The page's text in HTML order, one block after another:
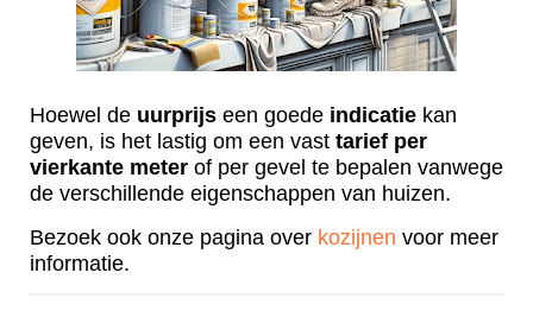
Hoewel de uurprijs een goede indicatie kan
geven, is het lastig om een vast tarief per
vierkante meter of per gevel te bepalen vanwege
de verschillende eigenschappen van huizen.
Bezoek ook onze pagina over kozijnen voor meer
informatie.